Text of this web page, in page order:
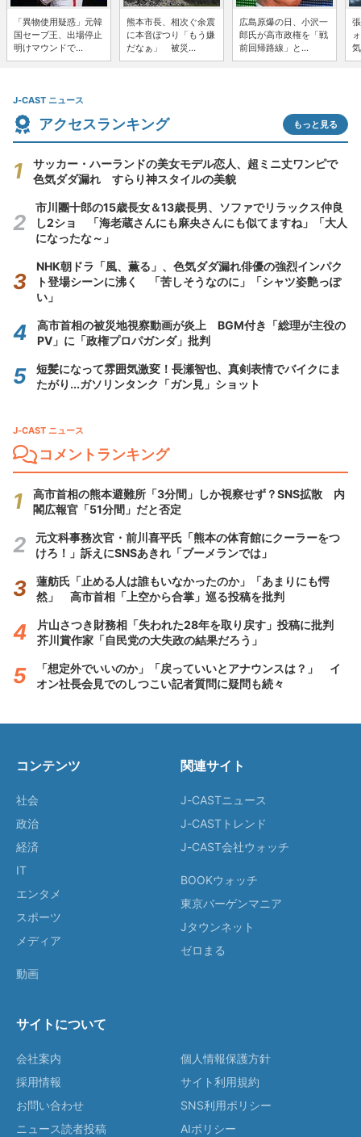
「異物使用疑惑」元韓
国セーブ王、出場停止
明けマウンドで...
熊本市長、相次ぐ余震
に本音ぽつり「もう嫌
だなぁ」 被災...
広島原爆の日、小沢一
郎氏が高市政権を「戦
前回帰路線」と...
J-CAST ニュース
アクセスランキング もっと見る
サッカー・ハーランドの美女モデル恋人、超ミニ丈ワンピで
色気ダダ漏れ すらり神スタイルの美貌
市川團十郎の15歳長女＆13歳長男、ソファでリラックス仲良
し2ショ 「海老蔵さんにも麻央さんにも似てますね」「大人
になったな～」
NHK朝ドラ「風、薫る」、色気ダダ漏れ俳優の強烈インパク
ト登場シーンに沸く 「苦しそうなのに」「シャツ姿艶っぽ
い」
高市首相の被災地視察動画が炎上 BGM付き「総理が主役の
PV」に「政権プロパガンダ」批判
短髪になって雰囲気激変！長瀬智也、真剣表情でバイクにま
たがり...ガソリンタンク「ガン見」ショット
J-CAST ニュース
コメントランキング
高市首相の熊本避難所「3分間」しか視察せず？SNS拡散 内
閣広報官「51分間」だと否定
元文科事務次官・前川喜平氏「熊本の体育館にクーラーをつ
けろ！」訴えにSNSあきれ「ブーメランでは」
蓮舫氏「止める人は誰もいなかったのか」「あまりにも愕
然」 高市首相「上空から合掌」巡る投稿を批判
片山さつき財務相「失われた28年を取り戻す」投稿に批判
芥川賞作家「自民党の大失政の結果だろう」
「想定外でいいのか」「戻っていいとアナウンスは？」 イ
オン社長会見でのしつこい記者質問に疑問も続々
コンテンツ
社会
政治
経済
IT
エンタメ
スポーツ
メディア
動画
関連サイト
J-CASTニュース
J-CASTトレンド
J-CAST会社ウォッチ
BOOKウォッチ
東京バーゲンマニア
Jタウンネット
ゼロまる
サイトについて
会社案内
採用情報
お問い合わせ
ニュース読者投稿
個人情報保護方針
サイト利用規約
SNS利用ポリシー
AIポリシー